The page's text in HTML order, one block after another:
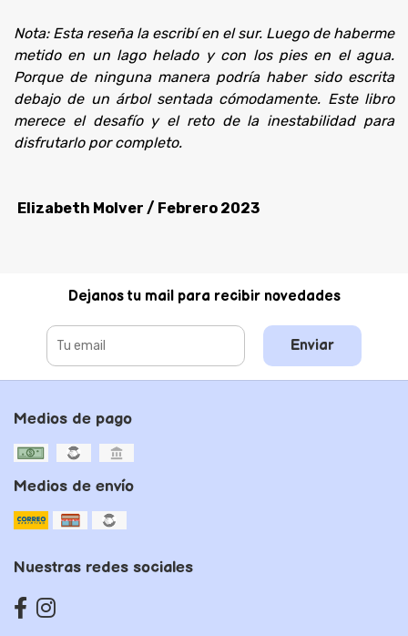
Nota: Esta reseña la escribí en el sur. Luego de haberme
metido en un lago helado y con los pies en el agua.
Porque de ninguna manera podría haber sido escrita
debajo de un árbol sentada cómodamente. Este libro
merece el desafío y el reto de la inestabilidad para
disfrutarlo por completo.
Elizabeth Molver / Febrero 2023
Dejanos tu mail para recibir novedades
Enviar
Medios de pago
Medios de envío
Nuestras redes sociales